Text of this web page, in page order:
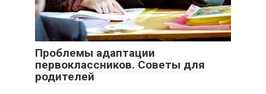
Проблемы адаптации
первоклассников. Советы для
родителей